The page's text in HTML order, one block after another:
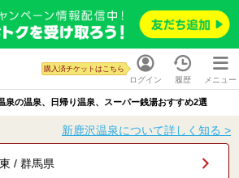
ログイン
購入済チケットはこちら
履歴 メニュー
泉の温泉、日帰り温泉、スーパー銭湯おすすめ2選
新鹿沢温泉について詳しく知る >
/ 群馬県